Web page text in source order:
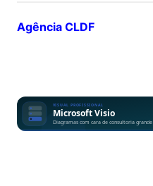
Agência CLDF